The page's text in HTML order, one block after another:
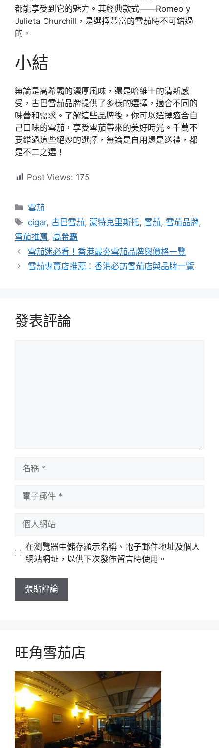
都能享受到它的魅力。其經典款式——Romeo y
Julieta Churchill，是選擇豐富的雪茄時不可錯過
的。
小結
無論是高希霸的濃厚風味，還是哈維士的清新感
受，古巴雪茄品牌提供了多樣的選擇，適合不同的
味蕾和需求。了解這些品牌後，你可以選擇適合自
己口味的雪茄，享受雪茄帶來的美好時光。千萬不
要錯過這些絕妙的選擇，無論是自用還是送禮，都
是不二之選！
Post Views: 175
分
類
雪茄
標
籤
cigar, 古巴雪茄, 蒙特克里斯托, 雪茄, 雪茄品牌,
雪茄推薦, 高希霸
雪茄迷必看！香港最夯雪茄品牌與價格一覽
雪茄專賣店推薦：香港必訪雪茄店與品牌一覽
發表評論
站
在瀏覽器中儲存顯示名稱、電子郵件地址及個人
網站網址，以供下次發佈留言時使用。
旺角雪茄店